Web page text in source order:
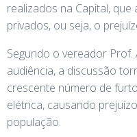
realizados na Capital,
privados, ou seja, o
Segundo o vereador
audiência, a discussão
crescente número de
elétrica, causando
população.